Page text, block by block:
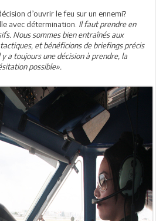
d’ouvrir le feu sur un ennemi?
avec détermination. Il faut prendre en
Nous sommes bien entraînés aux
et bénéficions de briefings précis
a toujours une décision à prendre, la
possible».